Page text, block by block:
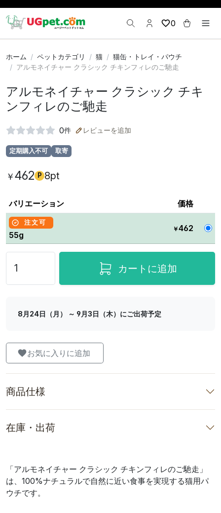
0
ホーム ペットカテゴリ 猫
猫缶・トレイ・パウチ
アルモネイチャー クラシック チキンフィレのご馳走
アルモネイチャー クラシック チキ
ンフィレのご馳走
0件 レビューを追加
定期購入不可 取寄
￥462 P 8pt
バリエーション 価格
注文可
55g
￥462
カートに追加
8月24日（月） ～ 9月3日（木）にご出荷予定
お気に入りに追加
商品仕様
在庫・出荷
「アルモネイチャー クラシック チキンフィレのご馳走」
は、100%ナチュラルで自然に近い食事を実現する猫用パ
ウチです。